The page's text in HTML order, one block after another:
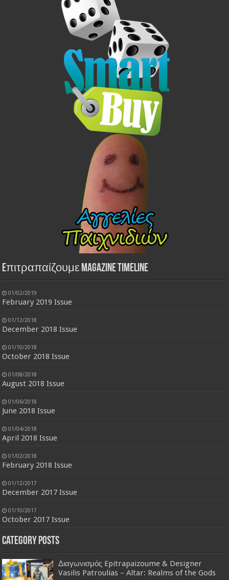
Eπιτραπαίζουμε Magazine Timeline
01/02/2019
February 2019 Issue
01/12/2018
December 2018 Issue
01/10/2018
October 2018 Issue
01/08/2018
August 2018 Issue
01/06/2018
June 2018 Issue
01/04/2018
April 2018 Issue
01/02/2018
February 2018 Issue
01/12/2017
December 2017 Issue
01/10/2017
October 2017 Issue
Category Posts
Διαγωνισμός Epitrapaizoume & Designer
Vasilis Patroulias – Altar: Realms of the Gods